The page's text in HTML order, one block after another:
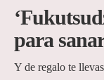
para
Y de regalo te